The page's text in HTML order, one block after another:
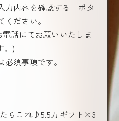
力内容を確認する」ボタ
ください。
話にてお願いいたしま
。)
必須事項です。
らこれ♪5.5万ギフト×3